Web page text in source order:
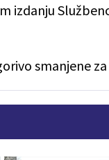
izdanju
smanjene